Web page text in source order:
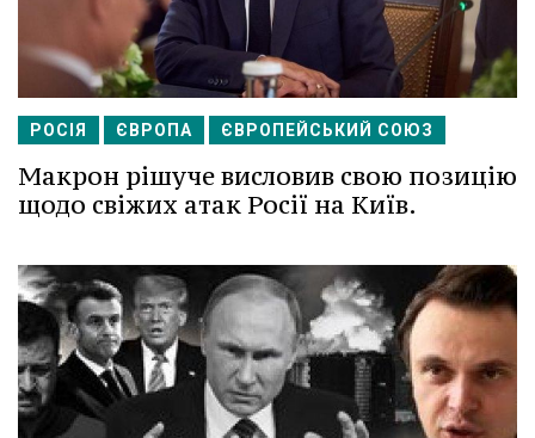
РОСІЯ ЄВРОПА ЄВРОПЕЙСЬКИЙ СОЮЗ
Макрон рішуче висловив свою позицію
щодо свіжих атак Росії на Київ.